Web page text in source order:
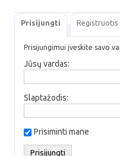
Prisijungti Registruotis
Prisijungimui įveskite savo
Jūsų vardas:
Slaptažodis:
Prisiminti mane